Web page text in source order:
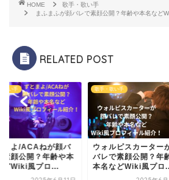
HOME
歌手・歌い手
まふまふが顔バレで素顔公開？年齢や本名など
RELATED POST
歌い手
まよ/ACAねが顔バ
素顔公開？年齢や本
どWiki風プロ...
歌手・歌い手
ウォルピスカーター
バレで素顔公開？年
本名などWiki風プロ